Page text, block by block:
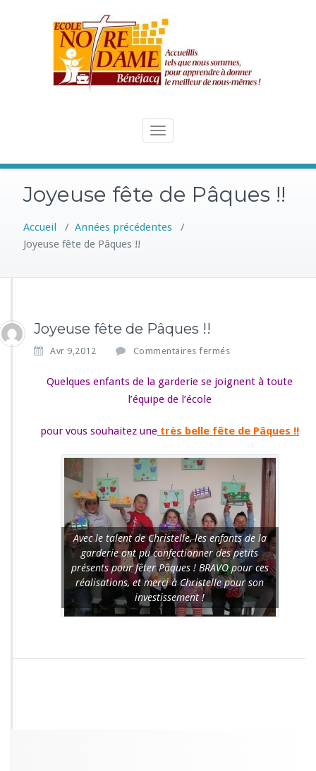
Toggle
Joyeuse fête de Pâques !!
Accueil / Années précédentes /
Joyeuse fête de Pâques !!
Joyeuse fête de Pâques !!
Avr 9,2012 Commentaires fermés
r
e
e
f
ê
t
e
d
e
P
â
u
!!
Quelques enfants de la garderie se joignent à toute
l’équipe de l’école
pour vous souhaitez une très belle fête de Pâques !!
Avec le talent de Christelle, les enfants de la
garderie ont pu confectionner des petits
présents pour fêter Pâques ! BRAVO pour ces
réalisations, et merci à Christelle pour son
investissement !